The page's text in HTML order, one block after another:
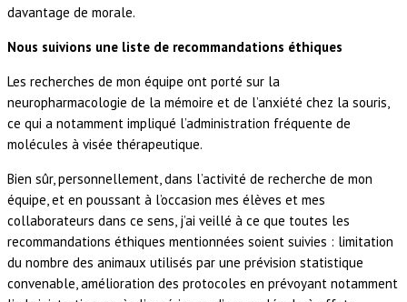
davantage de morale.
Nous suivions une liste de recommandations éthiques
Les recherches de mon équipe ont porté sur la
neuropharmacologie de la mémoire et de l’anxiété chez la souris,
ce qui a notamment impliqué l’administration fréquente de
molécules à visée thérapeutique.
Bien sûr, personnellement, dans l’activité de recherche de mon
équipe, et en poussant à l’occasion mes élèves et mes
collaborateurs dans ce sens, j’ai veillé à ce que toutes les
recommandations éthiques mentionnées soient suivies : limitation
du nombre des animaux utilisés par une prévision statistique
convenable, amélioration des protocoles en prévoyant notamment